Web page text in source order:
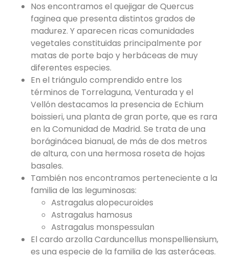
Nos encontramos el quejigar de Quercus
faginea que presenta distintos grados de
madurez. Y aparecen ricas comunidades
vegetales constituidas principalmente por
matas de porte bajo y herbáceas de muy
diferentes especies.
En el triángulo comprendido entre los
términos de Torrelaguna, Venturada y el
Vellón destacamos la presencia de Echium
boissieri, una planta de gran porte, que es rara
en la Comunidad de Madrid. Se trata de una
boráginácea bianual, de más de dos metros
de altura, con una hermosa roseta de hojas
basales.
También nos encontramos perteneciente a la
familia de las leguminosas:
Astragalus alopecuroides
Astragalus hamosus
Astragalus monspessulan
El cardo arzolla Carduncellus monspelliensium,
es una especie de la familia de las asteráceas.